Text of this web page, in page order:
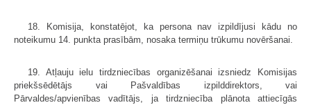
18. Komisija, konstatējot, ka persona nav izpildījusi kādu no
noteikumu 14. punkta prasībām, nosaka termiņu trūkumu novēršanai.
19. Atļauju ielu tirdzniecības organizēšanai izsniedz Komisijas
priekšsēdētājs vai Pašvaldības izpilddirektors, vai
Pārvaldes/apvienības vadītājs, ja tirdzniecība plānota attiecīgās